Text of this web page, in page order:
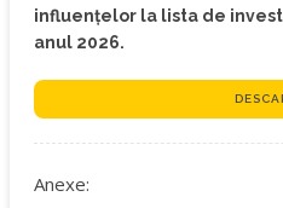
influențelor la lista de
anul 2026.
Anexe: